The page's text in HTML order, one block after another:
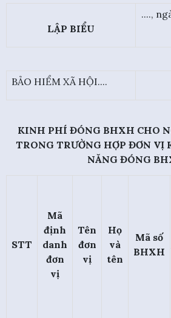
LẬP BIỂU
....,
BẢO HIỂM XÃ HỘI....
KINH PHÍ ĐÓNG BHXH CHO
TRONG TRƯỜNG HỢP ĐƠN VỊ
NĂNG ĐÓNG
STT
Mã
định
danh
đơn
vị
Tên
đơn
vị
Họ
và
tên
Mã số
BHXH